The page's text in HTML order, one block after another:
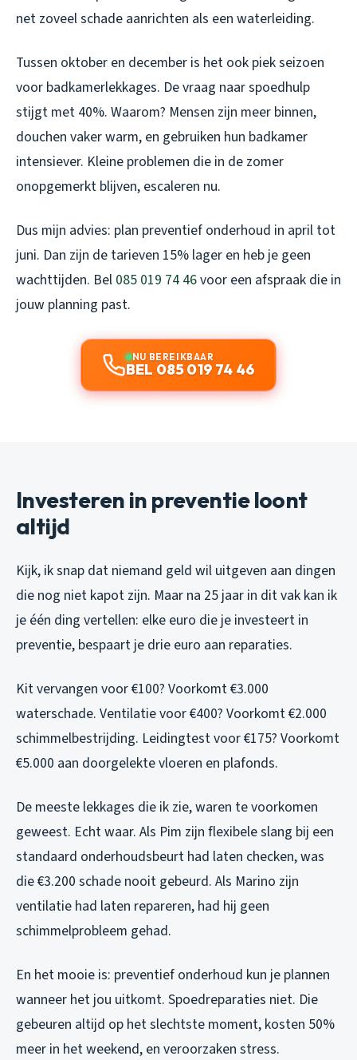
net zoveel schade aanrichten als een waterleiding.
Tussen oktober en december is het ook piek seizoen
voor badkamerlekkages. De vraag naar spoedhulp
stijgt met 40%. Waarom? Mensen zijn meer binnen,
douchen vaker warm, en gebruiken hun badkamer
intensiever. Kleine problemen die in de zomer
onopgemerkt blijven, escaleren nu.
Dus mijn advies: plan preventief onderhoud in april tot
juni. Dan zijn de tarieven 15% lager en heb je geen
wachttijden. Bel 085 019 74 46voor een afspraak die in
jouw planning past.
NU BEREIKBAAR
BEL 085 019 74 46
Investeren in preventie loont
altijd
Kijk, ik snap dat niemand geld wil uitgeven aan dingen
die nog niet kapot zijn. Maar na 25 jaar in dit vak kan ik
je één ding vertellen: elke euro die je investeert in
preventie, bespaart je drie euro aan reparaties.
Kit vervangen voor €100? Voorkomt €3.000
waterschade. Ventilatie voor €400? Voorkomt €2.000
schimmelbestrijding. Leidingtest voor €175? Voorkomt
€5.000 aan doorgelekte vloeren en plafonds.
De meeste lekkages die ik zie, waren te voorkomen
geweest. Echt waar. Als Pim zijn flexibele slang bij een
standaard onderhoudsbeurt had laten checken, was
die €3.200 schade nooit gebeurd. Als Marino zijn
ventilatie had laten repareren, had hij geen
schimmelprobleem gehad.
En het mooie is: preventief onderhoud kun je plannen
wanneer het jou uitkomt. Spoedreparaties niet. Die
gebeuren altijd op het slechtste moment, kosten 50%
meer in het weekend, en veroorzaken stress.